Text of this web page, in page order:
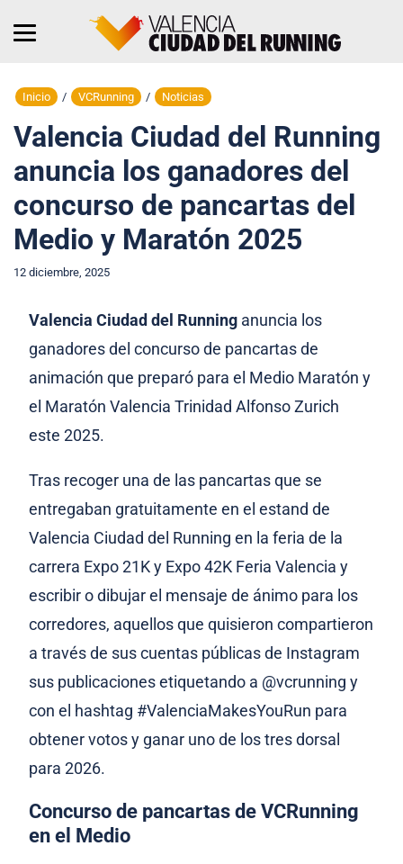
Inicio / VCRunning / Noticias
Valencia Ciudad del Running
anuncia los ganadores del
concurso de pancartas del
Medio y Maratón 2025
12 diciembre, 2025
Valencia Ciudad del Running anuncia los
ganadores del concurso de pancartas de
animación que preparó para el Medio Maratón y
el Maratón Valencia Trinidad Alfonso Zurich
este 2025.
Tras recoger una de las pancartas que se
entregaban gratuitamente en el estand de
Valencia Ciudad del Running en la feria de la
carrera Expo 21K y Expo 42K Feria Valencia y
escribir o dibujar el mensaje de ánimo para los
corredores, aquellos que quisieron compartieron
a través de sus cuentas públicas de Instagram
sus publicaciones etiquetando a @vcrunning y
con el hashtag #ValenciaMakesYouRun para
obtener votos y ganar uno de los tres dorsal
para 2026.
Concurso de pancartas de VCRunning
en el Medio